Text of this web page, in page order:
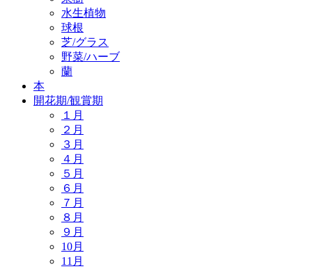
水生植物
球根
芝/グラス
野菜/ハーブ
蘭
本
開花期/観賞期
１月
２月
３月
４月
５月
６月
７月
８月
９月
10月
11月